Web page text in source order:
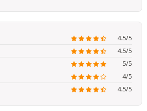
4.5/5
4.5/5
5/5
4/5
4.5/5